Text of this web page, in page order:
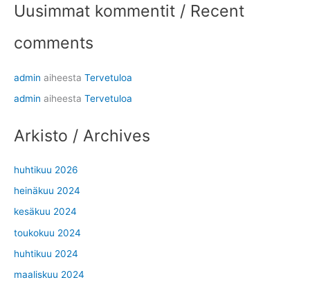
Uusimmat kommentit / Recent
comments
admin aiheesta Tervetuloa
admin aiheesta Tervetuloa
Arkisto / Archives
huhtikuu 2026
heinäkuu 2024
kesäkuu 2024
toukokuu 2024
huhtikuu 2024
maaliskuu 2024